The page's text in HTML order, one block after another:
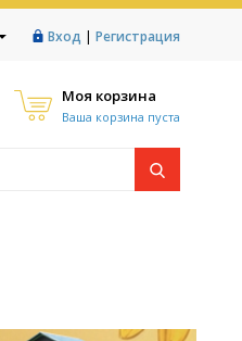
Вход | Регистрация
Моя корзина
Ваша корзина пуста